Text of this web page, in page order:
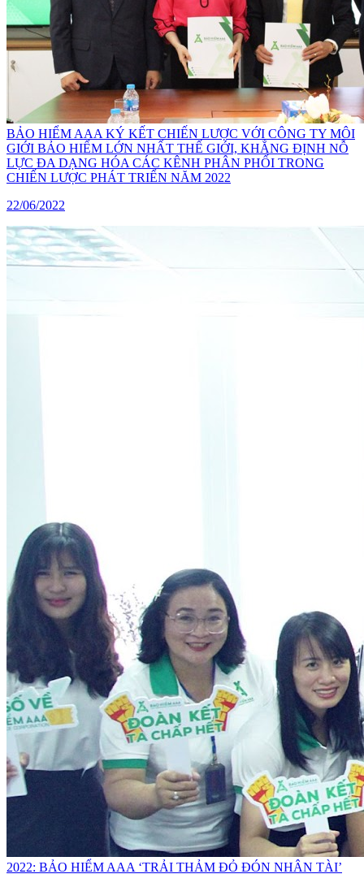
BẢO HIỂM AAA KÝ KẾT CHIẾN LƯỢC VỚI CÔNG TY MÔI
GIỚI BẢO HIỂM LỚN NHẤT THẾ GIỚI, KHẲNG ĐỊNH NỖ
LỰC ĐA DẠNG HÓA CÁC KÊNH PHÂN PHỐI TRONG
CHIẾN LƯỢC PHÁT TRIỂN NĂM 2022
22/06/2022
2022: BẢO HIỂM AAA ‘TRẢI THẢM ĐỎ ĐÓN NHÂN TÀI’